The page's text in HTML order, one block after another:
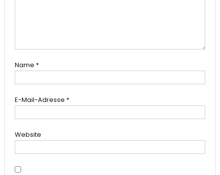
Name *
E-Mail-Adresse *
Website